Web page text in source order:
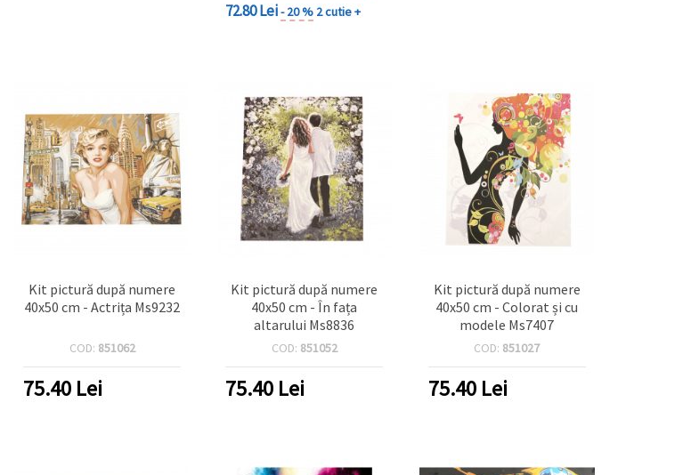
72.80 Lei- 20 % 2 cutie +
Kit pictură după numere
40x50 cm - Actrița Ms9232
COD: 851062
75.40 Lei
Kit pictură după numere
40x50 cm - În fața
altarului Ms8836
COD: 851052
75.40 Lei
Kit pictură după numere
40x50 cm - Colorat și cu
modele Ms7407
COD: 851027
75.40Lei